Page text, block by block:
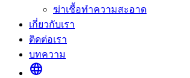
ฆ่าเชื้อทำความสะอาด
เกี่ยวกับเรา
ติดต่อเรา
บทความ
language